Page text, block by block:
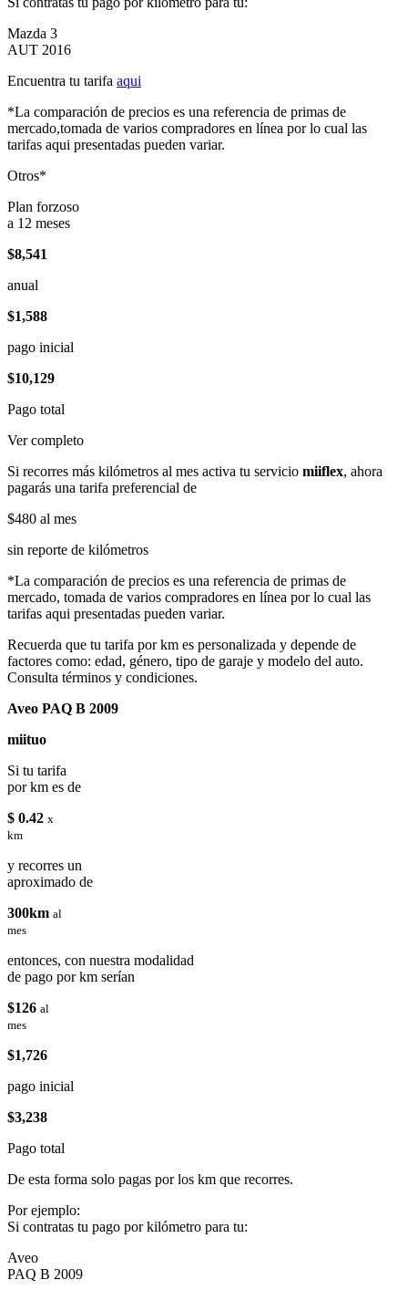
Mazda 3
AUT 2016
Encuentra tu tarifa aqui
*La comparación de precios es una referencia de primas de
mercado,tomada de varios compradores en línea por lo cual las
tarifas aqui presentadas pueden variar.
Otros*
Plan forzoso
a 12 meses
$8,541
anual
$1,588
pago inicial
$10,129
Pago total
Ver completo
Si recorres más kilómetros al mes activa tu servicio miiflex, ahora
pagarás una tarifa preferencial de
$480 al mes
sin reporte de kilómetros
*La comparación de precios es una referencia de primas de
mercado, tomada de varios compradores en línea por lo cual las
tarifas aqui presentadas pueden variar.
Recuerda que tu tarifa por km es personalizada y depende de
factores como: edad, género, tipo de garaje y modelo del auto.
Consulta términos y condiciones.
Aveo PAQ B 2009
miituo
Si tu tarifa
por km es de
$ 0.42 x
km
y recorres un
aproximado de
300km al
mes
entonces, con nuestra modalidad
de pago por km serían
$126 al
mes
$1,726
pago inicial
$3,238
Pago total
De esta forma solo pagas por los km que recorres.
Por ejemplo:
Si contratas tu pago por kilómetro para tu:
Aveo
PAQ B 2009